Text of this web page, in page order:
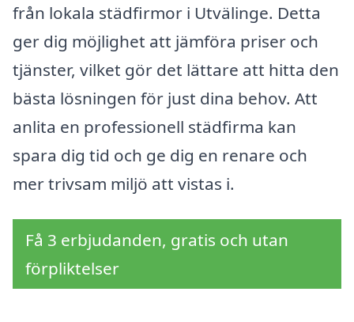
från lokala städfirmor i Utvälinge. Detta
ger dig möjlighet att jämföra priser och
tjänster, vilket gör det lättare att hitta den
bästa lösningen för just dina behov. Att
anlita en professionell städfirma kan
spara dig tid och ge dig en renare och
mer trivsam miljö att vistas i.
Få 3 erbjudanden, gratis och utan
förpliktelser